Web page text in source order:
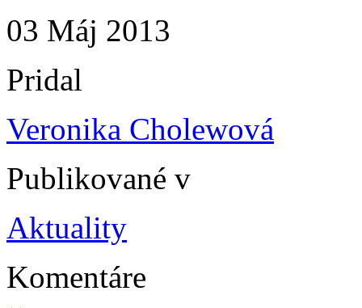
03 Máj 2013
Pridal
Veronika Cholewová
Publikované v
Aktuality
Komentáre